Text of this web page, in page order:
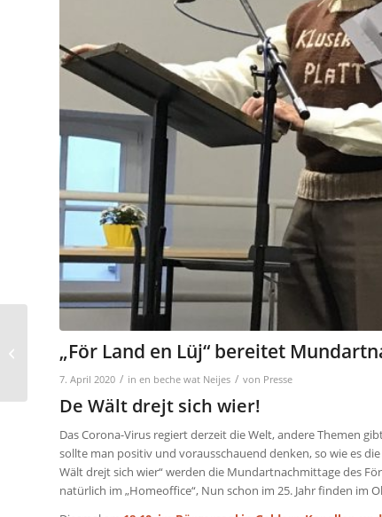
„För Land en Lüj“ bereitet
7. April 2020 / in en beche wat Neijes / von Presse
De Wält drejt sich wier!
Das Corona-Virus regiert derzeit die Welt, andere Themen
sollte man positiv und vorausschauend denken, so wie es
Wält drejt sich wier“ werden die Mundartnachmittage des
natürlich im „Homeoffice“, Nun schon im 25. Jahr finden
Mundartnachmittag in
Goch 2019